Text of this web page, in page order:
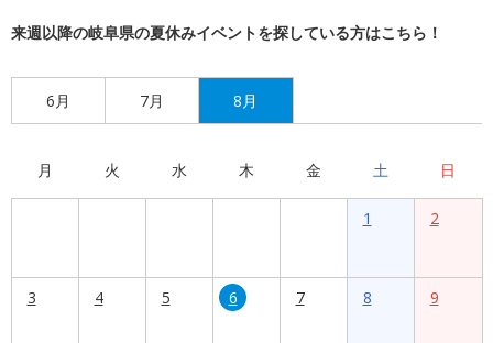
来週以降の岐阜県の夏休みイベントを探している方はこちら！
6月 7月 8月
月 火 水 木 金 土 日
1 2
3 4 5 6 7 8 9